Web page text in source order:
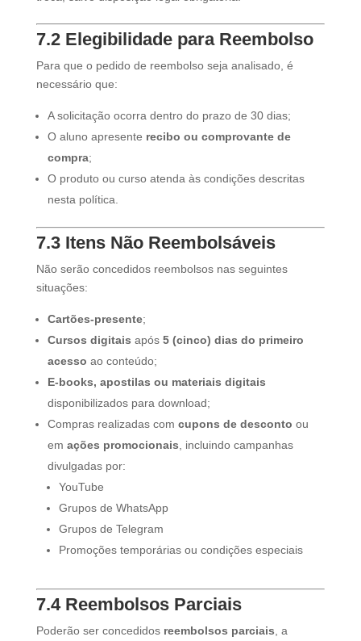
7.2 Elegibilidade para Reembolso
Para que o pedido de reembolso seja analisado, é
necessário que:
A solicitação ocorra dentro do prazo de 30 dias;
O aluno apresente recibo ou comprovante de
compra;
O produto ou curso atenda às condições descritas
nesta política.
7.3 Itens Não Reembolsáveis
Não serão concedidos reembolsos nas seguintes
situações:
Cartões-presente;
Cursos digitais após 5 (cinco) dias do primeiro
acesso ao conteúdo;
E-books, apostilas ou materiais digitais
disponibilizados para download;
Compras realizadas com cupons de desconto ou
em ações promocionais , incluindo campanhas
divulgadas por:
YouTube
Grupos de WhatsApp
Grupos de Telegram
Promoções temporárias ou condições especiais
7.4 Reembolsos Parciais
Poderão ser concedidos reembolsos parciais , a